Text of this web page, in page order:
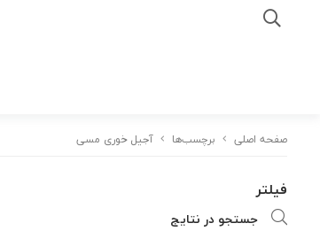
صفحه اصلی برچسب‌ها آجیل خوری مسی
فیلتر
جستجو در نتایج